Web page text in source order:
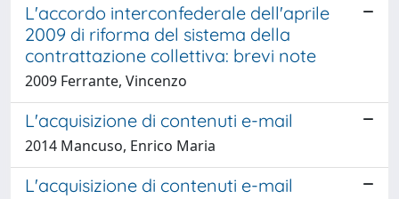
L'accordo interconfederale dell'aprile
2009 di riforma del sistema della
contrattazione collettiva: brevi note
2009 Ferrante, Vincenzo
L'acquisizione di contenuti e-mail
2014 Mancuso, Enrico Maria
L'acquisizione di contenuti e-mail